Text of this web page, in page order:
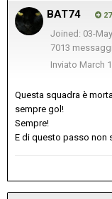
BAT74
Joined: 03-
7013 messaggi
Inviato March 1
Questa squadra è
sempre gol!
Sempre!
E di questo passo non